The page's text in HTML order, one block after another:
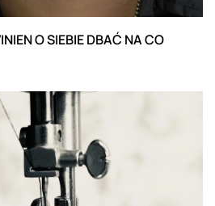
O SIEBIE DBAĆ NA CO